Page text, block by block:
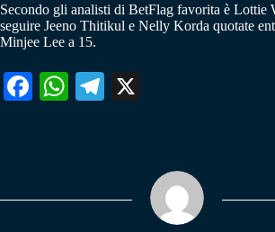
Secondo gli analisti di BetFlag favorita è Lottie
seguire Jeeno Thitikul e Nelly Korda quotate
Minjee Lee a 15.
Fa W
pp
Te
m